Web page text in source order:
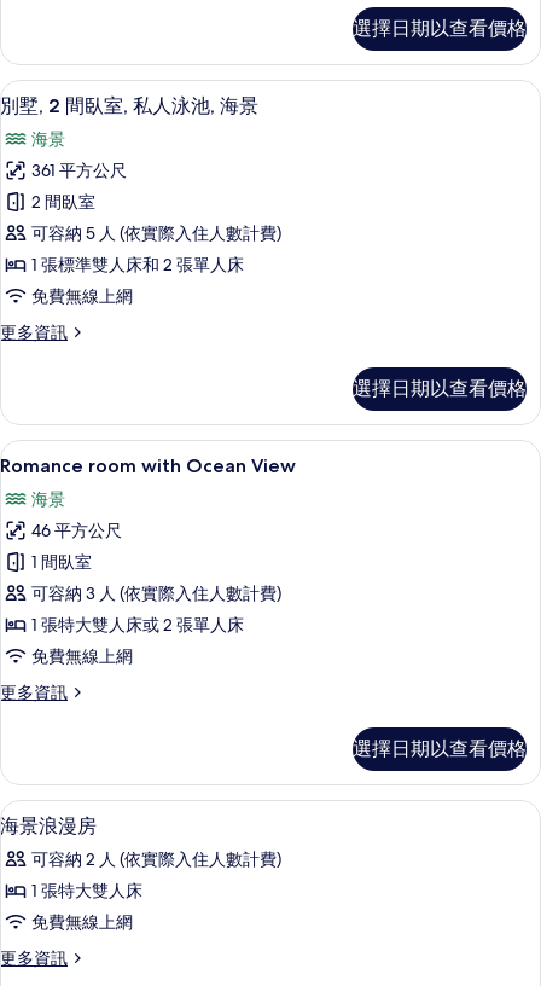
相
片
客
房
的
詳
情
選擇日期以查看價格
顯
示
別
墅,
2
間
臥
室,
私
泳
池,
海
景
的
所
有
相
片
別墅, 2 間臥室, 私人泳池, 海景 | 高級
11
別墅, 2 間臥室, 私人泳池, 海景
海景
361 平方公尺
2 間臥室
可容納 5 人 (依實際入住人數計費)
1 張標準雙人床和 2 張單人床
免費無線上網
更多資訊
更
2
間
臥
私
人
泳
池,
海
景
的
詳
選擇日期以查看價格
顯
Romance
room
with
Ocean
View
的
所
片
Romance room with Ocean View | 客
4
Romance room with Ocean View
海景
46 平方公尺
1 間臥室
可容納 3 人 (依實際入住人數計費)
1 張特大雙人床或 2 張單人床
免費無線上網
更多資訊
更
with
Ocean
View
詳
情
選擇日期以查看價格
顯
示
海
景
浪
漫
高級寢具、迷你吧、客房內保險箱、書
7
海景浪漫房
可容納 2 人 (依實際入住人數計費)
1 張特大雙人床
免費無線上網
更多資訊
更